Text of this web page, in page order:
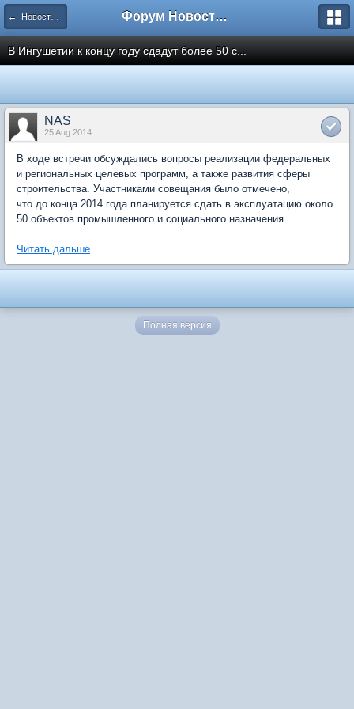
← Новости рынка недвижимости Форум Новостройки
В Ингушетии к концу году сдадут более 50 с...
NAS
25 Aug 2014
В ходе встречи обсуждались вопросы реализации федеральных
и региональных целевых программ, а также развития сферы
строительства. Участниками совещания было отмечено,
что до конца 2014 года планируется сдать в эксплуатацию около
50 объектов промышленного и социального назначения.
Читать дальше
Полная версия